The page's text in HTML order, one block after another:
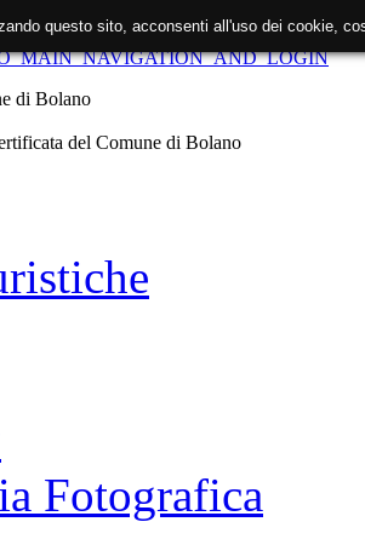
Fotografica
questo sito, acconsenti all'uso dei cookie,